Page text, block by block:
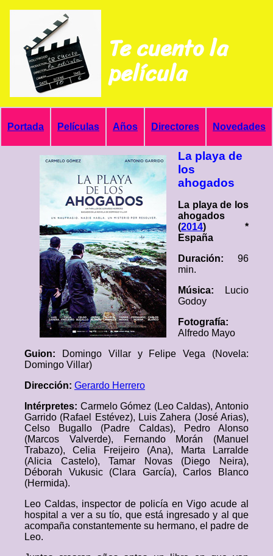
Te cuento la
película
Portada Películas Años Directores Novedades
La playa de
los
ahogados
La playa de los
ahogados
(2014) *
España
Duración: 96
min.
Música:
Lucio
Godoy
Fotografía:
Alfredo Mayo
Guion:
Domingo Villar y Felipe Vega (Novela:
Domingo Villar)
Dirección: Gerardo Herrero
Intérpretes: Carmelo Gómez (Leo Caldas), Antonio
Garrido (Rafael Estévez), Luis Zahera (José Arias),
Celso Bugallo (Padre Caldas), Pedro Alonso
(Marcos Valverde), Fernando Morán (Manuel
Trabazo), Celia Freijeiro (Ana), Marta Larralde
(Alicia Castelo), Tamar Novas (Diego Neira),
Déborah Vukusic (Clara García), Carlos Blanco
(Hermida).
Leo Caldas, inspector de policía en Vigo acude al
hospital a ver a su tío, que está ingresado y al que
acompaña constantemente su hermano, el padre de
Leo.